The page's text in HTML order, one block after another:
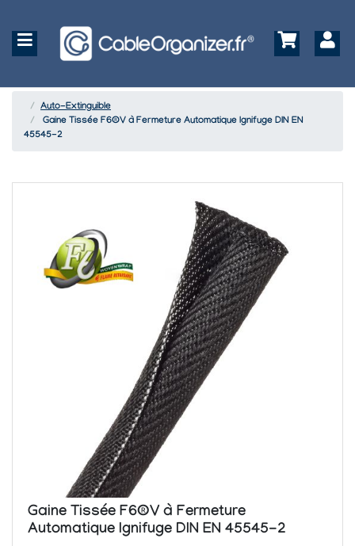
Auto-Extinguible
Gaine Tissée F6®V à Fermeture Automatique Ignifuge DIN EN
45545-2
Gaine Tissée F6®V à Fermeture
Automatique Ignifuge DIN EN 45545-2